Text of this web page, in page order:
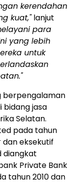
kerendahan
kuat,"lanjut
para
yang lebih
untuk
berpengalaman
bidang jasa
Selatan.
pada tahun
dan eksekutif
diangkat
Private Bank
tahun 2010 dan